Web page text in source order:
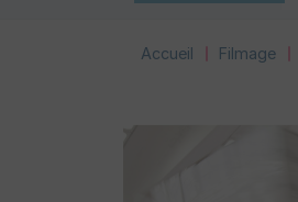
Accueil Filmage